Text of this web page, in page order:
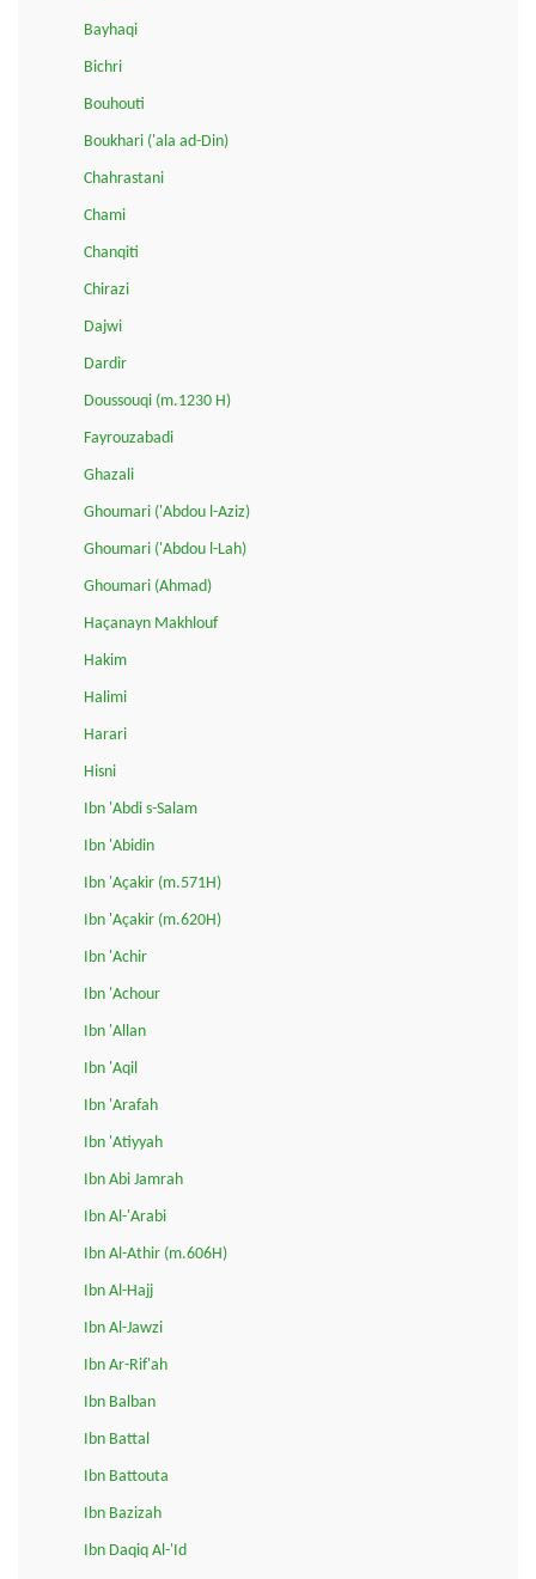
Bayhaqi
Bichri
Bouhouti
Boukhari ('ala ad-Din)
Chahrastani
Chami
Chanqiti
Chirazi
Dajwi
Dardir
Doussouqi (m.1230 H)
Fayrouzabadi
Ghazali
Ghoumari ('Abdou l-Aziz)
Ghoumari ('Abdou l-Lah)
Ghoumari (Ahmad)
Haçanayn Makhlouf
Hakim
Halimi
Harari
Hisni
Ibn 'Abdi s-Salam
Ibn 'Abidin
Ibn 'Açakir (m.571H)
Ibn 'Açakir (m.620H)
Ibn 'Achir
Ibn 'Achour
Ibn 'Allan
Ibn 'Aqil
Ibn 'Arafah
Ibn 'Atiyyah
Ibn Abi Jamrah
Ibn Al-'Arabi
Ibn Al-Athir (m.606H)
Ibn Al-Hajj
Ibn Al-Jawzi
Ibn Ar-Rif'ah
Ibn Balban
Ibn Battal
Ibn Battouta
Ibn Bazizah
Ibn Daqiq Al-'Id